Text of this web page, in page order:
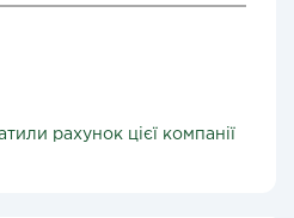
рахунок цієї компанії